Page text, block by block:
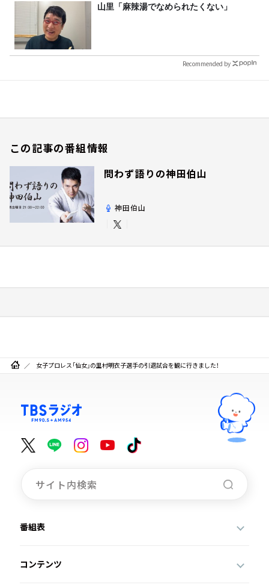
山里「麻辣湯でなめられたくない」
Recommended by
この記事の番組情報
問わず語りの神田伯山
神田伯山
女子プロレス「仙女」の里村明衣子選手の引退試合を観に行きました！
番組表
コンテンツ